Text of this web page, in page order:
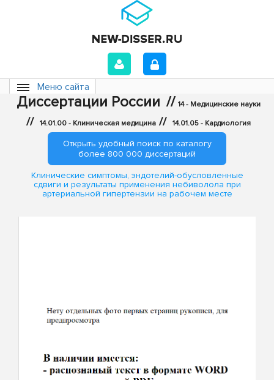
Меню сайта
Диссертации России // 14 - Медицинские науки
// 14.01.00 - Клиническая медицина // 14.01.05 - Кардиология
Открыть удобный поиск по каталогу
более 800 000 диссертаций
Клинические симптомы, эндотелий-обусловленные
сдвиги и результаты применения небиволола при
артериальной гипертензии на рабочем месте